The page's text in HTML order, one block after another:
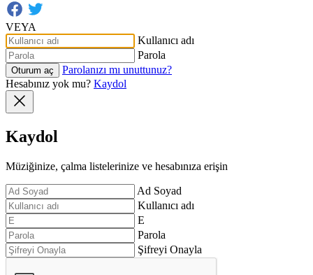
VEYA
Kullanıcı adı
Parola
Oturum aç
Parolanızı mı unuttunuz?
Hesabınız yok mu? Kaydol
Kaydol
Müziğinize, çalma listelerinize ve hesabınıza erişin
Ad Soyad
Kullanıcı adı
E
Parola
Şifreyi Onayla